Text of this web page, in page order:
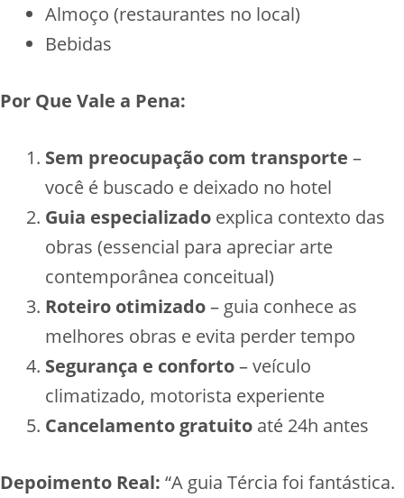
Almoço (restaurantes no local)
Bebidas
Por Que Vale a Pena:
Sem preocupação com transporte –
você é buscado e deixado no hotel
Guia especializado explica contexto das
obras (essencial para apreciar arte
contemporânea conceitual)
Roteiro otimizado– guia conhece as
melhores obras e evita perder tempo
Segurança e conforto– veículo
climatizado, motorista experiente
Cancelamento gratuito até 24h antes
Depoimento Real: “A guia Tércia foi fantástica.